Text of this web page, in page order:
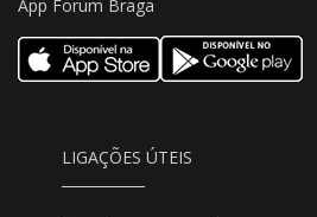
App Forum Braga
LIGAÇÕES ÚTEIS